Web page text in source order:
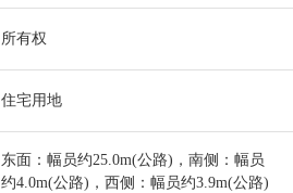
所有权
住宅用地
东面：幅员约25.0m(公路)，南侧：幅员
约4.0m(公路)，西侧：幅员约3.9m(公路)